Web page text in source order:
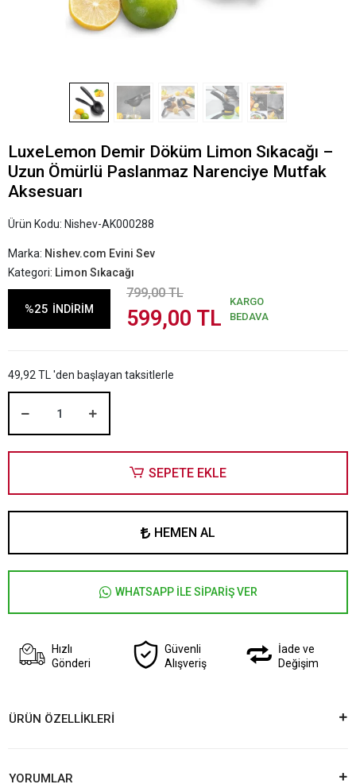
LuxeLemon Demir Döküm Limon Sıkacağı –
Uzun Ömürlü Paslanmaz Narenciye Mutfak
Aksesuarı
Ürün Kodu: Nishev-AK000288
Marka: Nishev.com Evini Sev
Kategori: Limon Sıkacağı
%25 İNDİRİM
799,00 TL
599,00 TL
KARGO
BEDAVA
49,92 TL 'den başlayan taksitlerle
SEPETE EKLE
HEMEN AL
WHATSAPP İLE SİPARİŞ VER
Hızlı
Gönderi
Güvenli
Alışveriş
İade ve
Değişim
ÜRÜN ÖZELLİKLERİ
YORUMLAR